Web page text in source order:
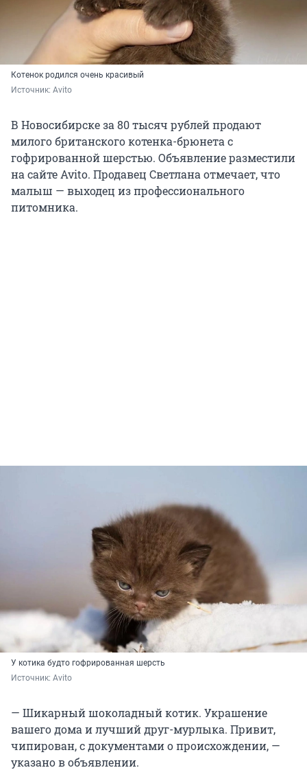
Котенок родился очень красивый
Источник: Avito
В Новосибирске за 80 тысяч рублей продают
милого британского котенка-брюнета с
гофрированной шерстью. Объявление разместили
на сайте Avito. Продавец Светлана отмечает, что
малыш — выходец из профессионального
питомника.
У котика будто гофрированная шерсть
Источник: Avito
— Шикарный шоколадный котик. Украшение
вашего дома и лучший друг-мурлыка. Привит,
чипирован, с документами о происхождении, —
указано в объявлении.